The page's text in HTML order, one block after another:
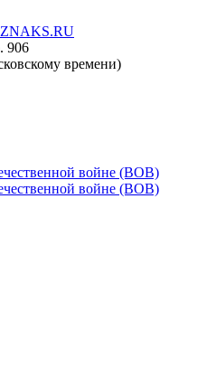
906
времени)
войне (ВОВ)
войне (ВОВ)